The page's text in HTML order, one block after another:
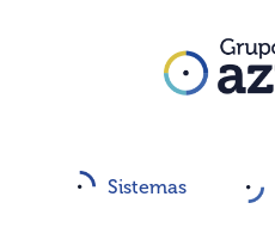
Sistemas